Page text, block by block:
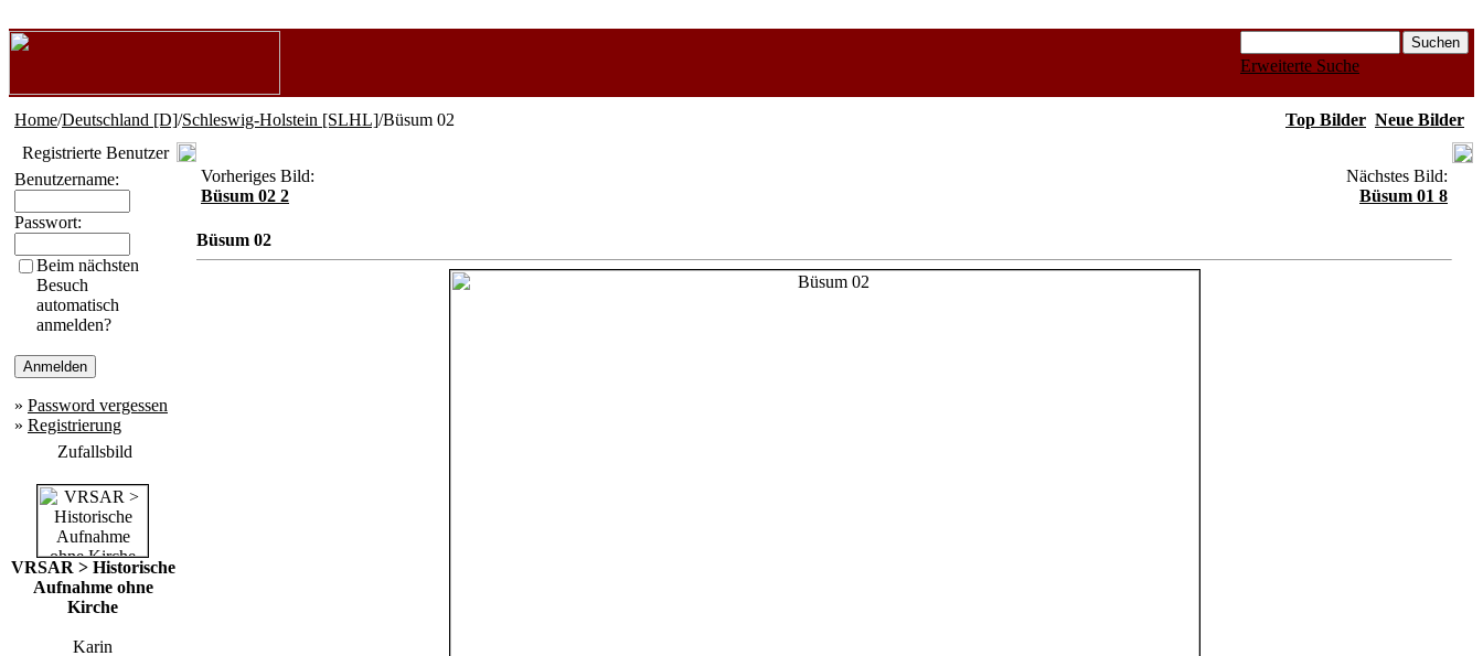
Erweiterte Suche
Home/Deutschland [D]/Schleswig-Holstein [SLHL]/Büsum 02 Top Bilder Neue Bilder
Registrierte Benutzer
Benutzername:
Passwort:
Beim nächsten
Besuch
automatisch
anmelden?
» Password vergessen
» Registrierung
Zufallsbild
VRSAR > Historische
Aufnahme ohne
Kirche
Karin
Vorheriges Bild:
Büsum 02 2
Nächstes Bild:
Büsum 01 8
Büsum 02